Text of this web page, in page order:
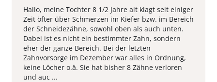
Hallo, meine Tochter 8 1/2 Jahre alt klagt seit einiger
Zeit öfter über Schmerzen im Kiefer bzw. im Bereich
der Schneidezähne, sowohl oben als auch unten.
Dabei ist es nicht ein bestimmter Zahn, sondern
eher der ganze Bereich. Bei der letzten
Zahnvorsorge im Dezember war alles in Ordnung,
keine Löcher o.ä. Sie hat bisher 8 Zähne verloren
und auc ...